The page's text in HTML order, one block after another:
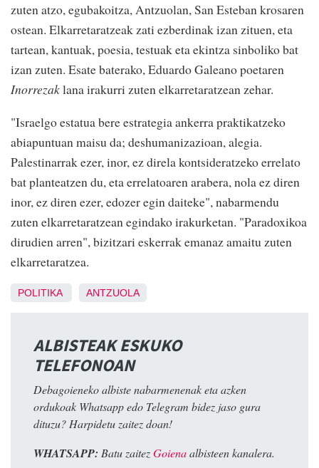
zuten atzo, egubakoitza, Antzuolan, San Esteban krosaren
ostean. Elkarretaratzeak zati ezberdinak izan zituen, eta
tartean, kantuak, poesia, testuak eta ekintza sinboliko bat
izan zuten. Esate baterako, Eduardo Galeano poetaren
Inorrezaklana irakurri zuten elkarretaratzean zehar.
"Israelgo estatua bere estrategia ankerra praktikatzeko
abiapuntuan maisu da; deshumanizazioan, alegia.
Palestinarrak ezer, inor, ez direla kontsideratzeko errelato
bat planteatzen du, eta errelatoaren arabera, nola ez diren
inor, ez diren ezer, edozer egin daiteke", nabarmendu
zuten elkarretaratzean egindako irakurketan. "Paradoxikoa
dirudien arren", bizitzari eskerrak emanaz amaitu zuten
elkarretaratzea.
POLITIKA ANTZUOLA
ALBISTEAK ESKUKO
TELEFONOAN
Debagoieneko albiste nabarmenenak eta azken
ordukoak Whatsapp edo Telegram bidez jaso gura
dituzu? Harpidetu zaitez doan!
WHATSAPP: Batu zaitezGoienaalbisteen kanalera.